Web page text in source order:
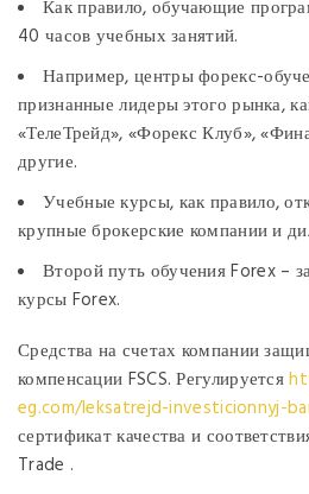
Как правило, обучающие
40 часов учебных занятий.
Например, центры форекс-
признанные лидеры этого рынка,
«ТелеТрейд», «Форекс Клуб»,
другие.
Учебные курсы, как правило,
крупные брокерские компании и
Второй путь обучения Forex –
курсы Forex.
Средства на счетах компании
компенсации FSCS. Регулируется
eg.com/leksatrejd-investicionnyj-
сертификат качества и
Trade .